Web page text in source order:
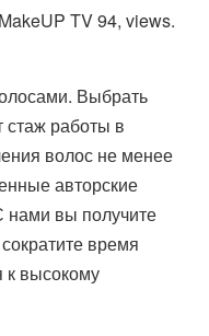
TV 94, views.
Выбрать
стаж работы в
волос не менее
авторские
нами вы получите
время
к высокому